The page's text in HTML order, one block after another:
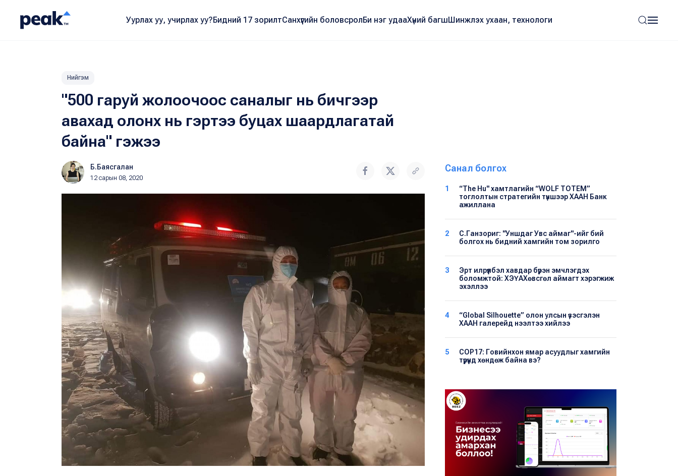
Уурлах уу, учирлах уу?Бидний 17 зорилтСанхүүгийн боловсролБи нэг удааХүний багшШинжлэх ухаан, технологи
Нийгэм
"500 гаруй жолоочоос саналыг нь бичгээр
авахад олонх нь гэртээ буцах шаардлагатай
байна" гэжээ
Б.Баясгалан
12 сарын 08, 2020
Санал болгох
1
“The Hu" хамтлагийн “WOLF TOTEM”
тоглолтын стратегийн түншээр ХААН Банк
ажиллана
2
С.Ганзориг: "Уншдаг Увс аймаг"-ийг бий
болгох нь бидний хамгийн том зорилго
3
Эрт илрүүлбэл хавдар бүрэн эмчлэгдэх
боломжтой: ХЭҮА​Хөвсгөл аймагт хэрэгжиж
эхэллээ
4
“Global Silhouette” олон улсын үзэсгэлэн
ХААН галерейд нээлтээ хийлээ
5
COP17: Говийнхон ямар асуудлыг хамгийн
түрүүнд хөндөж байна вэ?